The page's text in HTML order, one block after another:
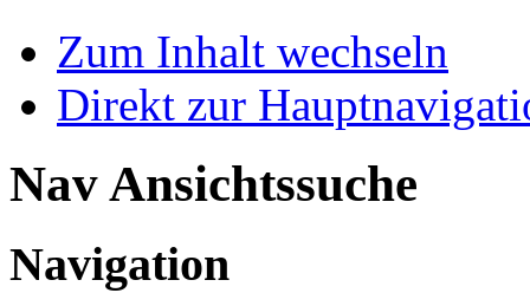
Zum Inhalt wechseln
Direkt zur
Nav Ansichtssuche
Navigation